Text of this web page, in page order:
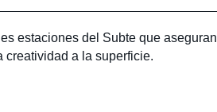
estaciones del Subte que aseguran
creatividad a la superficie.